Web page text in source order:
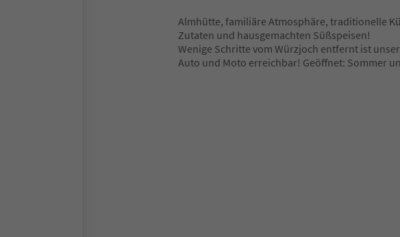
Almhütte, familiäre Atmosphäre, traditionelle
Zutaten und hausgemachten Süßspeisen!
Wenige Schritte vom Würzjoch entfernt ist
Auto und Moto erreichbar! Geöffnet: Sommer